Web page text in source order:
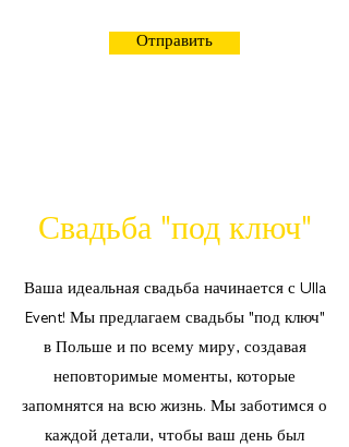
Отправить
Свадьба "под ключ"
Ваша идеальная свадьба начинается с Ulla
Event! Мы предлагаем свадьбы "под ключ"
в Польше и по всему миру, создавая
неповторимые моменты, которые
запомнятся на всю жизнь. Мы заботимся о
каждой детали, чтобы ваш день был